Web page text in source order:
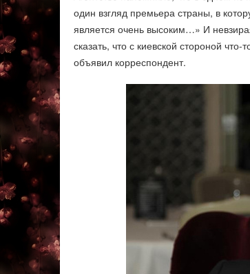
один взгляд премьера страны, в
является очень высоким…» И
сказать, что с киевской стороной
объявил корреспондент.